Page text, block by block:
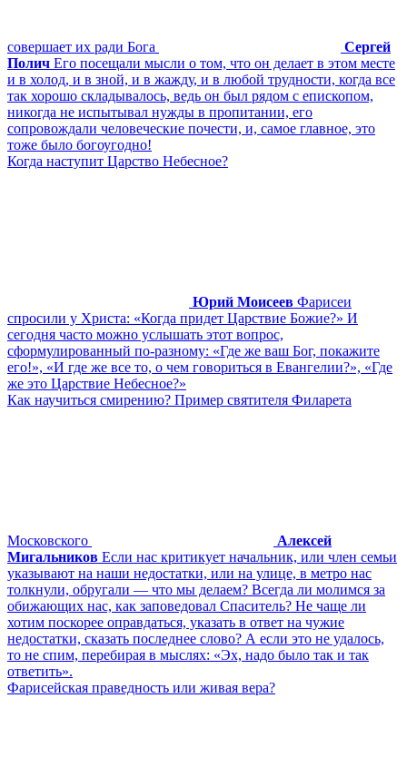
совершает их ради Бога
Сергей
Полич Его посещали мысли о том, что он делает в этом месте
и в холод, и в зной, и в жажду, и в любой трудности, когда все
так хорошо складывалось, ведь он был рядом с епископом,
никогда не испытывал нужды в пропитании, его
сопровождали человеческие почести, и, самое главное, это
тоже было богоугодно!
Когда наступит Царство Небесное?
Юрий Моисеев Фарисеи
спросили у Христа: «Когда придет Царствие Божие?» И
сегодня часто можно услышать этот вопрос,
сформулированный по-разному: «Где же ваш Бог, покажите
его!», «И где же все то, о чем говориться в Евангелии?», «Где
же это Царствие Небесное?»
Как научиться смирению? Пример святителя Филарета
Московского
Алексей
Мигальников Если нас критикует начальник, или член семьи
указывают на наши недостатки, или на улице, в метро нас
толкнули, обругали — что мы делаем? Всегда ли молимся за
обижающих нас, как заповедовал Спаситель? Не чаще ли
хотим поскорее оправдаться, указать в ответ на чужие
недостатки, сказать последнее слово? А если это не удалось,
то не спим, перебирая в мыслях: «Эх, надо было так и так
ответить».
Фарисейская праведность или живая вера?